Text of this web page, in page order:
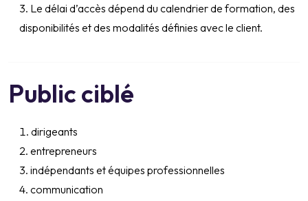
Le délai d’accès dépend du calendrier de formation, des
disponibilités et des modalités définies avec le client.
Public ciblé
dirigeants
entrepreneurs
indépendants et équipes professionnelles
communication